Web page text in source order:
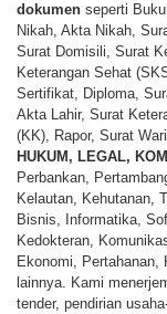
dokumen seperti
Nikah, Akta Nikah,
Surat Domisili, Surat
Keterangan Sehat
Sertifikat, Diploma,
Akta Lahir, Surat
(KK), Rapor, Surat
HUKUM, LEGAL,
Perbankan,
Kelautan, Kehutanan,
Bisnis, Informatika,
Kedokteran,
Ekonomi, Pertahanan,
lainnya. Kami
tender, pendirian